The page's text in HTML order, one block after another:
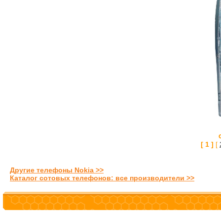
[ 1 ] [
Другие телефоны Nokia >>
Каталог сотовых телефонов: все производители >>